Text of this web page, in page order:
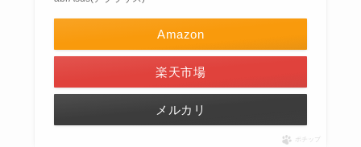
Amazon
楽天市場
メルカリ
ポチップ